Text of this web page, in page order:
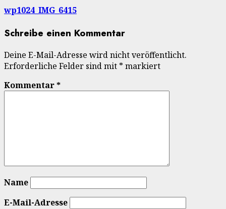
wp1024_IMG_6415
Schreibe einen Kommentar
Deine E-Mail-Adresse wird nicht veröffentlicht.
Erforderliche Felder sind mit * markiert
Kommentar*
Name
E-Mail-Adresse